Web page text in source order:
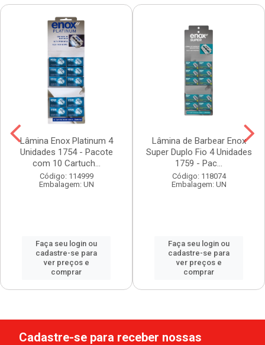
Lâmina Enox Platinum 4
Unidades 1754 - Pacote
com 10 Cartuch...
Código: 114999
Embalagem: UN
Faça seu login ou
cadastre-se para
ver preços e
comprar
Lâmina de Barbear Enox
Super Duplo Fio 4 Unidades
1759 - Pac...
Código: 118074
Embalagem: UN
Faça seu login ou
cadastre-se para
ver preços e
comprar
Cadastre-se para receber nossas